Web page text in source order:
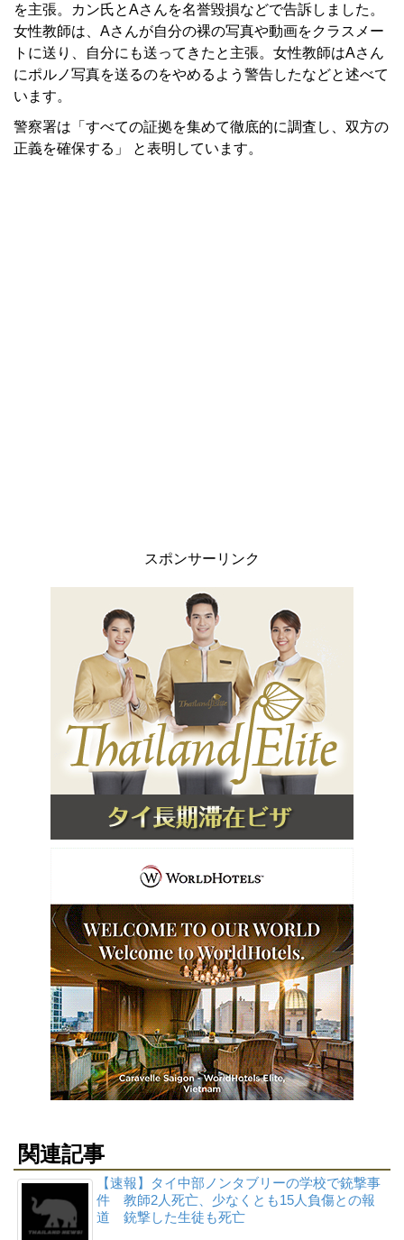
を主張。カン氏とAさんを名誉毀損などで告訴しました。
女性教師は、Aさんが自分の裸の写真や動画をクラスメー
トに送り、自分にも送ってきたと主張。女性教師はAさん
にポルノ写真を送るのをやめるよう警告したなどと述べて
います。
警察署は「すべての証拠を集めて徹底的に調査し、双方の
正義を確保する」 と表明しています。
スポンサーリンク
関連記事
【速報】タイ中部ノンタブリーの学校で銃撃事
件 教師2人死亡、少なくとも15人負傷との報
道 銃撃した生徒も死亡